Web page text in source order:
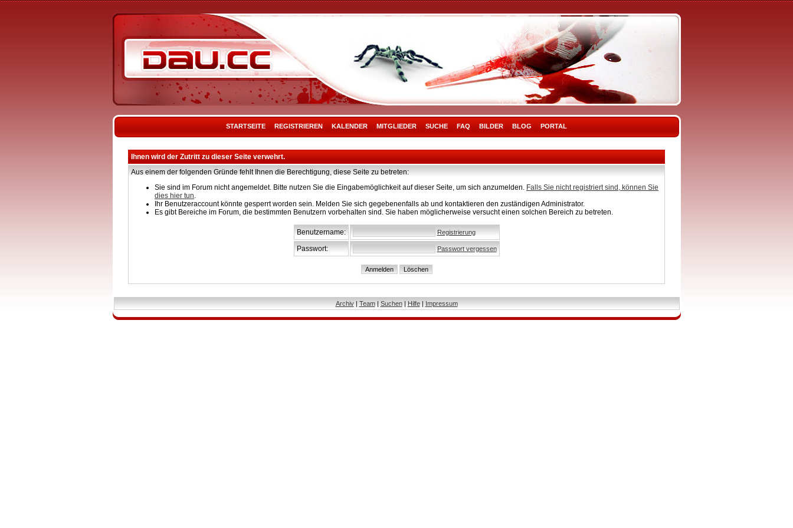
STARTSEITE REGISTRIEREN KALENDER MITGLIEDER SUCHE FAQ BILDER BLOG PORTAL
Ihnen wird der Zutritt zu dieser Seite verwehrt.
Aus einem der folgenden Gründe fehlt Ihnen die Berechtigung, diese Seite zu betreten:
Sie sind im Forum nicht angemeldet. Bitte nutzen Sie die Eingabemöglichkeit auf dieser Seite, um sich anzumelden. Falls Sie nicht registriert sind, können Sie
dies hier tun.
Ihr Benutzeraccount könnte gesperrt worden sein. Melden Sie sich gegebenenfalls ab und kontaktieren den zuständigen Administrator.
Es gibt Bereiche im Forum, die bestimmten Benutzern vorbehalten sind. Sie haben möglicherweise versucht einen solchen Bereich zu betreten.
Benutzername: Registrierung
Passwort: Passwort vergessen
Archiv| Team| Suchen| Hilfe| Impressum